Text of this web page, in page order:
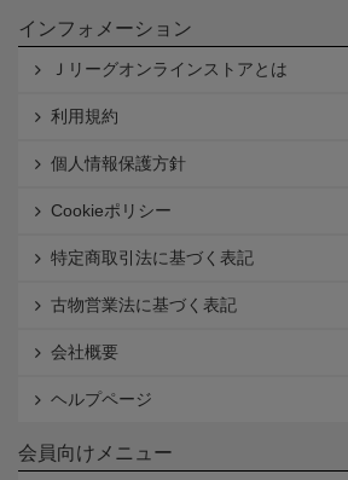
インフォメーション
Ｊリーグオンラインストアとは
利用規約
個人情報保護方針
Cookieポリシー
特定商取引法に基づく表記
古物営業法に基づく表記
会社概要
ヘルプページ
会員向けメニュー